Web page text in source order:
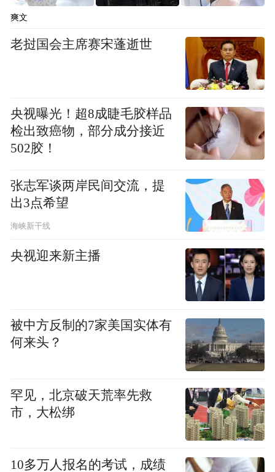
爽文
老挝国会主席赛宋蓬逝世
央视曝光！超8成睫毛胶样品
检出致癌物，部分成分接近
502胶！
张志军谈两岸民间交流，提
出3点希望
海峡新干线
央视迎来新主播
被中方反制的7家美国实体有
何来头？
罕见，北京破天荒率先救
市，大松绑
10多万人报名的考试，成绩